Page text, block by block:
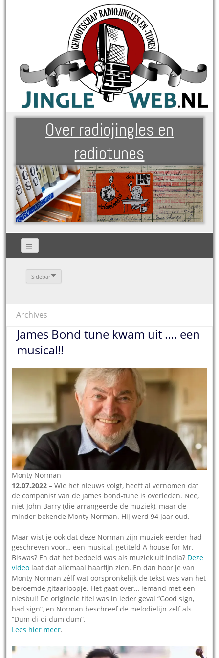
Over radiojingles en
radiotunes
Sidebar
Archives
James Bond tune kwam uit …. een
musical!!
Monty Norman
12.07.2022 – Wie het nieuws volgt, heeft al vernomen dat
de componist van de James bond-tune is overleden. Nee,
niet John Barry (die arrangeerde de muziek), maar de
minder bekende Monty Norman. Hij werd 94 jaar oud.
Maar wist je ook dat deze Norman zijn muziek eerder had
geschreven voor… een musical, getiteld A house for Mr.
Biswas? En dat het bedoeld was als muziek uit India? Deze
video laat dat allemaal haarfijn zien. En dan hoor je van
Monty Norman zélf wat oorspronkelijk de tekst was van het
beroemde gitaarloopje. Het gaat over… iemand met een
niesbui! De originele titel was in ieder geval “Good sign,
bad sign”, en Norman beschreef de melodielijn zelf als
“Dum di-di dum dum”.
Lees hier meer.